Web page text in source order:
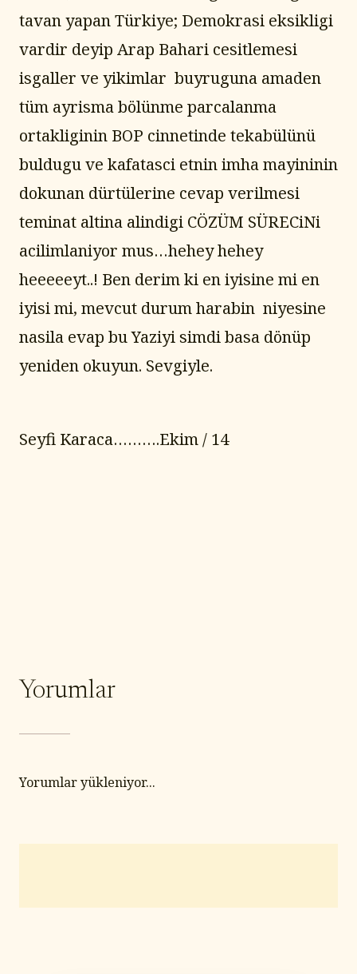
tavan yapan Türkiye; Demokrasi eksikligi
vardir deyip Arap Bahari cesitlemesi
isgaller ve yikimlar  buyruguna amaden
tüm ayrisma bölünme parcalanma
ortakliginin BOP cinnetinde tekabülünü
buldugu ve kafatasci etnin imha mayininin
dokunan dürtülerine cevap verilmesi
teminat altina alindigi CÖZÜM SÜRECiNi
acilimlaniyor mus…hehey hehey
heeeeeyt..! Ben derim ki en iyisine mi en
iyisi mi, mevcut durum harabin  niyesine
nasila evap bu Yaziyi simdi basa dönüp
yeniden okuyun. Sevgiyle.
Seyfi Karaca……….Ekim / 14
Yorumlar
Yorumlar yükleniyor...